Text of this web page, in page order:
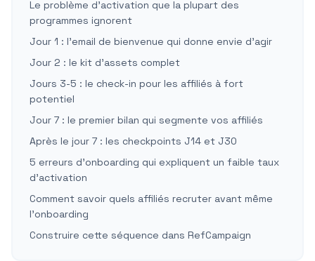
Le problème d'activation que la plupart des
programmes ignorent
Jour 1 : l'email de bienvenue qui donne envie d'agir
Jour 2 : le kit d'assets complet
Jours 3-5 : le check-in pour les affiliés à fort
potentiel
Jour 7 : le premier bilan qui segmente vos affiliés
Après le jour 7 : les checkpoints J14 et J30
5 erreurs d'onboarding qui expliquent un faible taux
d'activation
Comment savoir quels affiliés recruter avant même
l'onboarding
Construire cette séquence dans RefCampaign